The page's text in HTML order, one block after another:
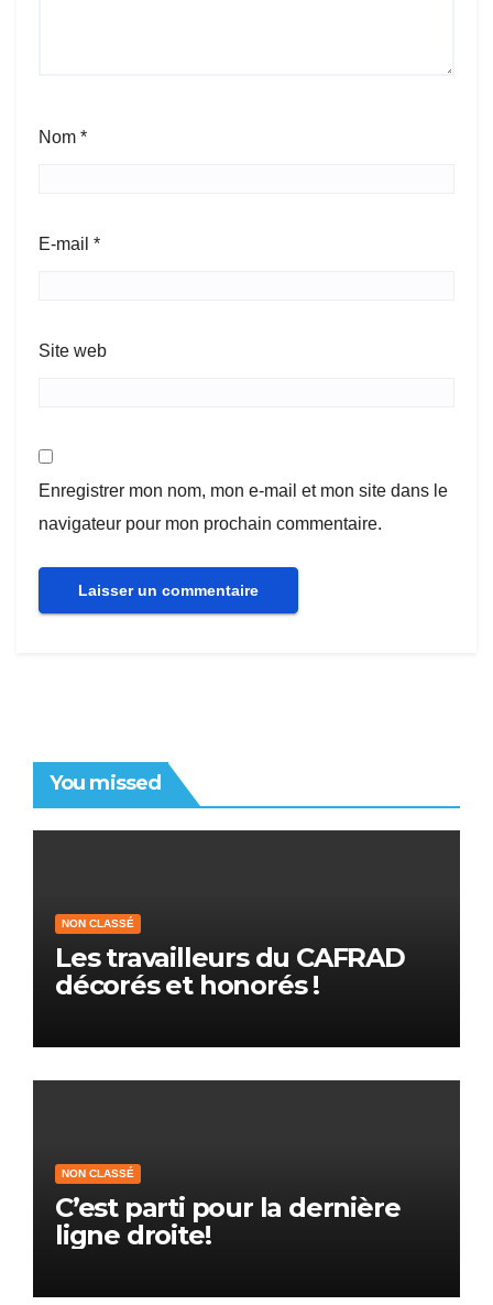
Nom *
E-mail *
Site web
Enregistrer mon nom, mon e-mail et mon site dans le
navigateur pour mon prochain commentaire.
You missed
NON CLASSÉ
Les travailleurs du CAFRAD
décorés et honorés !
NON CLASSÉ
C’est parti pour la dernière
ligne droite!